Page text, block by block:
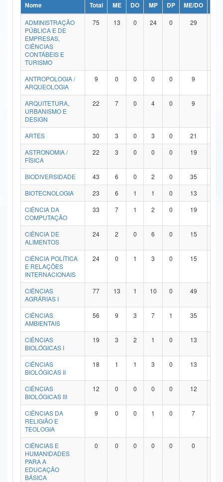
Ministério da Ciência, Tecnologia, Inovações e Comunicações
Ministério do Meio Ambiente
Ministério do Turismo
Ministério do Desenvolvimento Regional
Controladoria-Geral da União
Ministério da Mulher, da Família e dos Direitos Humanos
Secretaria de Governo
Advocacia-Geral da União
Banco Central do Brasil
Nome Total ME DO MP DP ME/DO
ADMINISTRAÇÃO
PÚBLICA E DE
EMPRESAS,
CIÊNCIAS
CONTÁBEIS E
TURISMO
75 13 0 24 0 29
ANTROPOLOGIA /
ARQUEOLOGIA
9 0 0 0 0 9
ARQUITETURA,
URBANISMO E
DESIGN
22 7 0 4 0 9
ARTES 30 3 0 3 0 21
ASTRONOMIA /
FÍSICA
22 3 0 0 0 19
BIODIVERSIDADE 43 6 0 2 0 35
BIOTECNOLOGIA
23 6 1 1 0 13
CIÊNCIA DA
COMPUTAÇÃO
33 7 1 2 0 19
CIÊNCIA DE
ALIMENTOS
24 2 0 6 0 15
CIÊNCIA POLÍTICA
E RELAÇÕES
INTERNACIONAIS
24 0 1 3 0 15
CIÊNCIAS
AGRÁRIAS I
77 13 1 10 0 49
CIÊNCIAS
AMBIENTAIS
56 9 3 7 1 35
CIÊNCIAS
BIOLÓGICAS I
19 3 2 1 0 13
CIÊNCIAS
BIOLÓGICAS II
18 1 1 3 0 13
CIÊNCIAS
BIOLÓGICAS III
12 0 0 0 0 12
CIÊNCIAS DA
RELIGIÃO E
TEOLOGIA
9 0 0 1 0 7
CIÊNCIAS E
HUMANIDADES
PARA A
EDUCAÇÃO
BÁSICA
0 0 0 0 0 0